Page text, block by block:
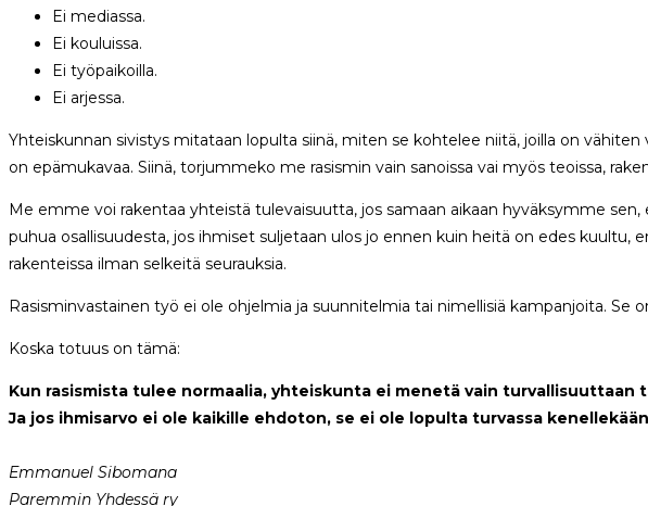
Ei mediassa.
Ei kouluissa.
Ei työpaikoilla.
Ei arjessa.
Yhteiskunnan sivistys mitataan lopulta siinä, miten se kohtelee niitä, joilla on
on epämukavaa. Siinä, torjummeko me rasismin vain sanoissa vai myös teoissa,
Me emme voi rakentaa yhteistä tulevaisuutta, jos samaan aikaan hyväksymme
puhua osallisuudesta, jos ihmiset suljetaan ulos jo ennen kuin heitä on edes kuultu,
rakenteissa ilman selkeitä seurauksia.
Rasisminvastainen työ ei ole ohjelmia ja suunnitelmia tai nimellisiä kampanjoita.
Koska totuus on tämä:
Kun rasismista tulee normaalia, yhteiskunta ei menetä vain
Ja jos ihmisarvo ei ole kaikille ehdoton, se ei ole lopulta turvassa
Emmanuel Sibomana
Paremmin Yhdessä ry